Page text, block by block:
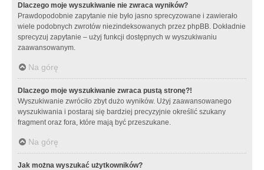
Dlaczego moje wyszukiwanie nie zwraca wyników?
Prawdopodobnie zapytanie nie było jasno sprecyzowane i zawierało
wiele podobnych zwrotów niezindeksowanych przez phpBB. Dokładnie
sprecyzuj zapytanie – użyj funkcji dostępnych w wyszukiwaniu
zaawansowanym.
Na górę
Dlaczego moje wyszukiwanie zwraca pustą stronę?!
Wyszukiwanie zwróciło zbyt dużo wyników. Użyj zaawansowanego
wyszukiwania i postaraj się bardziej precyzyjnie określić szukany
fragment oraz fora, które mają być przeszukane.
Na górę
Jak można wyszukać użytkowników?